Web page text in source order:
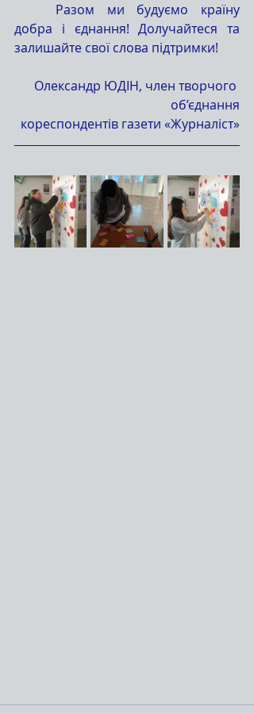
добра і єднання! Долучайтеся та
залишайте свої слова підтримки!
Олександр ЮДІН, член творчого
об’єднання
кореспондентів газети «Журналіст»